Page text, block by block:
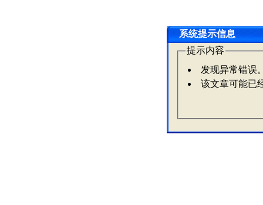
系统提示信息
提示内容
发现异常错误
该文章可能已